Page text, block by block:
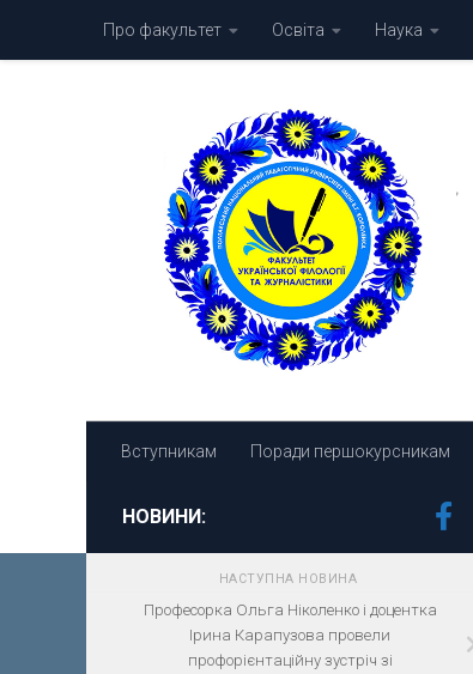
Skip to contentПро факультет Освіта Наука
Вступникам Поради першокурсникам
НОВИНИ:
НАСТУПНА НОВИНА
Професорка Ольга Ніколенко і доцентка
Ірина Карапузова провели
профорієнтаційну зустріч зі